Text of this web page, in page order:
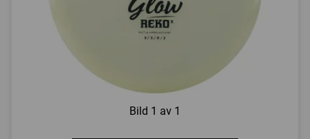
Bild 1 av 1